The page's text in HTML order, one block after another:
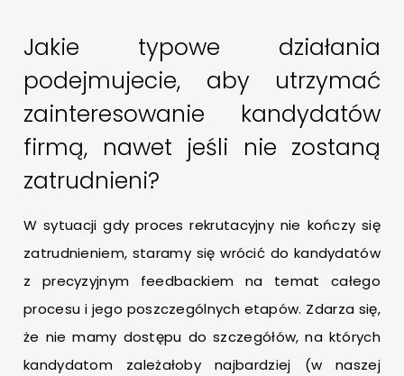
Jakie typowe działania
podejmujecie, aby utrzymać
zainteresowanie kandydatów
firmą, nawet jeśli nie zostaną
zatrudnieni?
W sytuacji gdy proces rekrutacyjny nie kończy się
zatrudnieniem, staramy się wrócić do kandydatów
z precyzyjnym feedbackiem na temat całego
procesu i jego poszczególnych etapów. Zdarza się,
że nie mamy dostępu do szczegółów, na których
kandydatom zależałoby najbardziej (w naszej